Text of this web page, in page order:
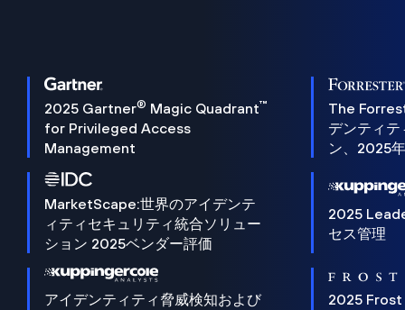
2025 Gartner® Magic Quadrant™
for Privileged Access
Management
The
デンティ
ン、2025
MarketScape:世界のアイデンテ
ィティセキュリティ統合ソリュー
ション 2025ベンダー評価
2025
セス管理
アイデンティティ脅威検知および
2025 Frost